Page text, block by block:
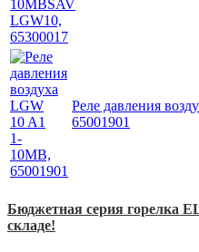
Реле давления
65001901
Бюджетная серия горелка
складе!